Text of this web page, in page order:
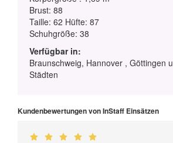
Brust: 88
Taille: 62 Hüfte: 87
Schuhgröße: 38
Verfügbar in:
Braunschweig, Hannover , Göttingen
Städten
Kundenbewertungen von InStaff Einsätzen